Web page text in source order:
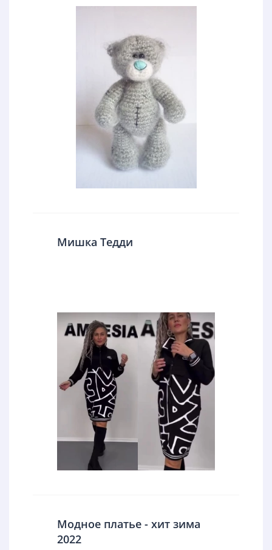
Мишка Тедди
Модное платье - хит зима
2022